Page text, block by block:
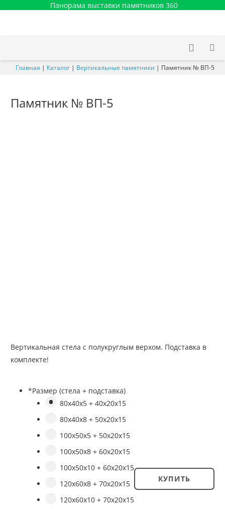
Панорама выставки памятников 360
Главная | Каталог | Вертикальные памятники | Памятник № ВП-5
Памятник № ВП-5
Вертикальная стела с полукруглым верхом. Подставка в
комплекте!
*Размер (стела + подставка)
80х40х5 + 40х20х15
80х40х8 + 50х20х15
100х50х5 + 50х20х15
100х50х8 + 60х20х15
100х50х10 + 60х20х15
120х60х8 + 70х20х15
120х60х10 + 70х20х15
Количество
КУПИТЬ